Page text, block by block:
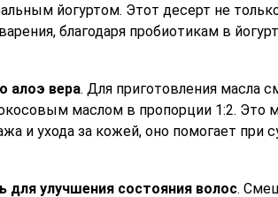
йогуртом. Этот десерт не
благодаря пробиотикам в
алоэ вера. Для приготовления масла
маслом в пропорции 1:2. Это
и ухода за кожей, оно помогает при
для улучшения состояния волос.